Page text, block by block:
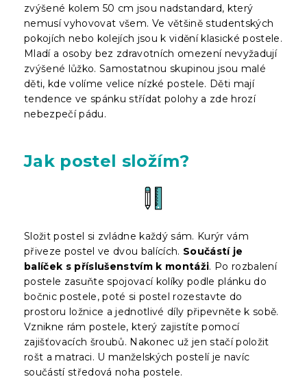
zvýšené kolem 50 cm jsou nadstandard, který
nemusí vyhovovat všem. Ve většině studentských
pokojích nebo kolejích jsou k vidění klasické postele.
Mladí a osoby bez zdravotních omezení nevyžadují
zvýšené lůžko. Samostatnou skupinou jsou malé
děti, kde volíme velice nízké postele. Děti mají
tendence ve spánku střídat polohy a zde hrozí
nebezpečí pádu.
Jak postel složím?
Složit postel si zvládne každý sám. Kurýr vám
přiveze postel ve dvou balících. Součástí je
balíček s příslušenstvím k montáži. Po rozbalení
postele zasuňte spojovací kolíky podle plánku do
bočnic postele, poté si postel rozestavte do
prostoru ložnice a jednotlivé díly připevněte k sobě.
Vznikne rám postele, který zajistíte pomocí
zajišťovacích šroubů. Nakonec už jen stačí položit
rošt a matraci. U manželských postelí je navíc
součástí středová noha postele.